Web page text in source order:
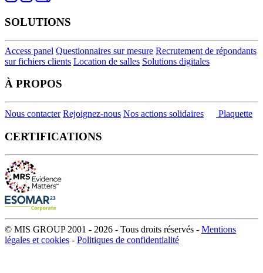
SOLUTIONS
Access panel Questionnaires sur mesure Recrutement de répondants
sur fichiers clients Location de salles Solutions digitales
À PROPOS
Nous contacter Rejoignez-nous Nos actions solidaires Plaquette
CERTIFICATIONS
© MIS GROUP 2001 - 2026 - Tous droits réservés - Mentions
légales et cookies - Politiques de confidentialité